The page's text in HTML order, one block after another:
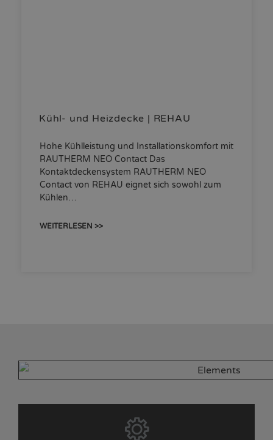
Kühl- und Heizdecke | REHAU
Hohe Kühlleistung und Installationskomfort mit
RAUTHERM NEO Contact Das
Kontaktdeckensystem RAUTHERM NEO
Contact von REHAU eignet sich sowohl zum
Kühlen…
WEITERLESEN >>